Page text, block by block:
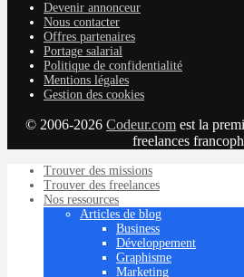
Devenir annonceur
Nous contacter
Offres partenaires
Portage salarial
Politique de confidentialité
Mentions légales
Gestion des cookies
© 2006-2026 Codeur.com est la
freelances
Trouver des missions
Trouver des freelances
Nos ressources
Articles de blog
Business
Développement
Graphisme
Marketing